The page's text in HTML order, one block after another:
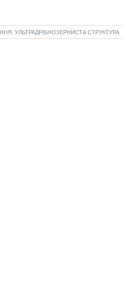
УЛЬТРАДРІБНОЗЕРНИСТА СТРУКТУРА